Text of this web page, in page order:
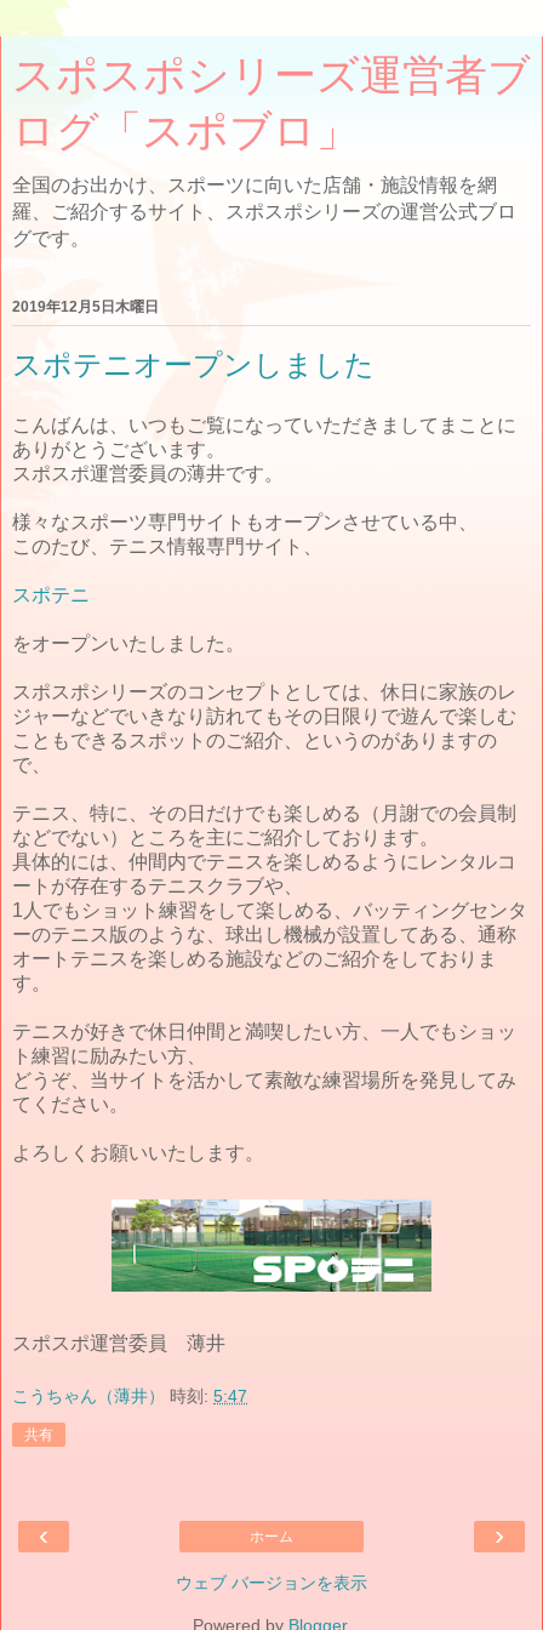
スポスポシリーズ運営者ブ
ログ「スポブロ」
全国のお出かけ、スポーツに向いた店舗・施設情報を網
羅、ご紹介するサイト、スポスポシリーズの運営公式ブロ
グです。
2019年12月5日木曜日
スポテニオープンしました
こんばんは、いつもご覧になっていただきましてまことに
ありがとうございます。
スポスポ運営委員の薄井です。
様々なスポーツ専門サイトもオープンさせている中、
このたび、テニス情報専門サイト、
スポテニ
をオープンいたしました。
スポスポシリーズのコンセプトとしては、休日に家族のレ
ジャーなどでいきなり訪れてもその日限りで遊んで楽しむ
こともできるスポットのご紹介、というのがありますの
で、
テニス、特に、その日だけでも楽しめる（月謝での会員制
などでない）ところを主にご紹介しております。
具体的には、仲間内でテニスを楽しめるようにレンタルコ
ートが存在するテニスクラブや、
1人でもショット練習をして楽しめる、バッティングセンタ
ーのテニス版のような、球出し機械が設置してある、通称
オートテニスを楽しめる施設などのご紹介をしておりま
す。
テニスが好きで休日仲間と満喫したい方、一人でもショッ
ト練習に励みたい方、
どうぞ、当サイトを活かして素敵な練習場所を発見してみ
てください。
よろしくお願いいたします。
スポスポ運営委員 薄井
こうちゃん（薄井） 時刻: 5:47
共有
‹ ›
ホーム
ウェブ バージョンを表示
Powered by Blogger.